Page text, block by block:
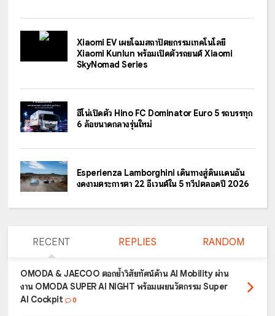
Xiaomi EV เผยโฉมสถาปัตยกรรมเทคโนโลยี
Xiaomi Kunlun พร้อมเปิดตัวรถยนต์ Xiaomi
SkyNomad Series
ฮีโน่เปิดตัว Hino FC Dominator Euro 5 รถบรรทุก
6 ล้อขนาดกลางรุ่นใหม่
Esperienza Lamborghini เดินทางสู่ดินแดนอัน
งดงามตระการตา 22 อีเวนต์ใน 5 ทวีปตลอดปี 2026
RECENT REPLIES RANDOM
OMODA & JAECOO ตอกย้ำวิสัยทัศน์ด้าน AI Mobility ผ่าน
งาน OMODA SUPER AI NIGHT พร้อมเผยนวัตกรรม Super
AI Cockpit
0